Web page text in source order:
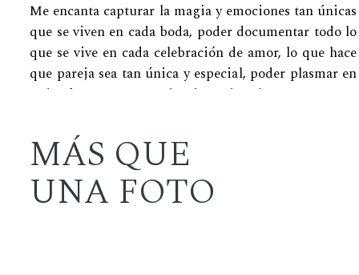
Me encanta capturar la magia y emociones tan únicas
que se viven en cada boda, poder documentar todo lo
que se vive en cada celebración de amor, lo que hace
que pareja sea tan única y especial, poder plasmar en
cada foto un recuerdo de todo el amor que se
MÁS QUE
UNA FOTO